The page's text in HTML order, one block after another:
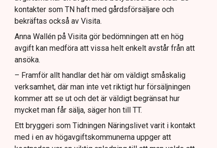
kontakter som TN haft med gårdsförsäljare och
bekräftas också av Visita.
Anna Wallén på Visita gör bedömningen att en hög
avgift kan medföra att vissa helt enkelt avstår från att
ansöka.
– Framför allt handlar det här om väldigt småskalig
verksamhet, där man inte vet riktigt hur försäljningen
kommer att se ut och det är väldigt begränsat hur
mycket man får sälja, säger hon till TT.
Ett bryggeri som Tidningen Näringslivet varit i kontakt
med i en av högavgiftskommunerna uppger att